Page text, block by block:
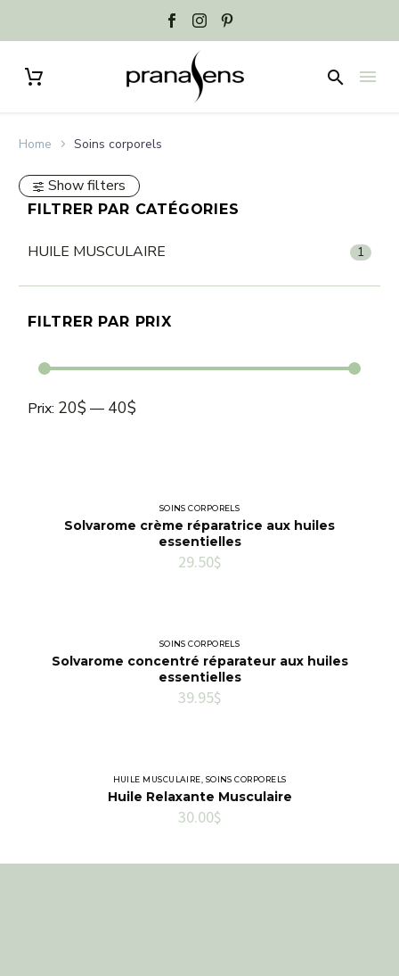
Home Soins corporels
Show filters
FILTRER PAR CATÉGORIES
HUILE MUSCULAIRE 1
FILTRER PAR PRIX
Prix
Prix
Prix: 20$ — 40$
SOINS CORPORELS
Solvarome crème réparatrice aux huiles
essentielles
29.50$
SOINS CORPORELS
Solvarome concentré réparateur aux huiles
essentielles
39.95$
HUILE MUSCULAIRE SOINS CORPORELS
Huile Relaxante Musculaire
30.00$